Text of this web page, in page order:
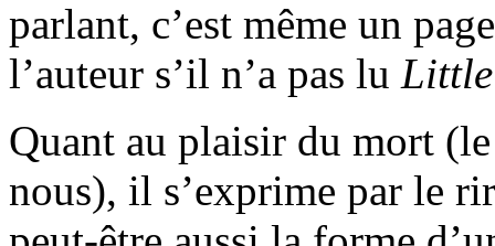
parlant, c’est même un
l’auteur s’il n’a pas lu Little
Quant au plaisir du mort
nous), il s’exprime par le